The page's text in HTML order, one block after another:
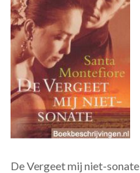
De Vergeet mij niet-sonate